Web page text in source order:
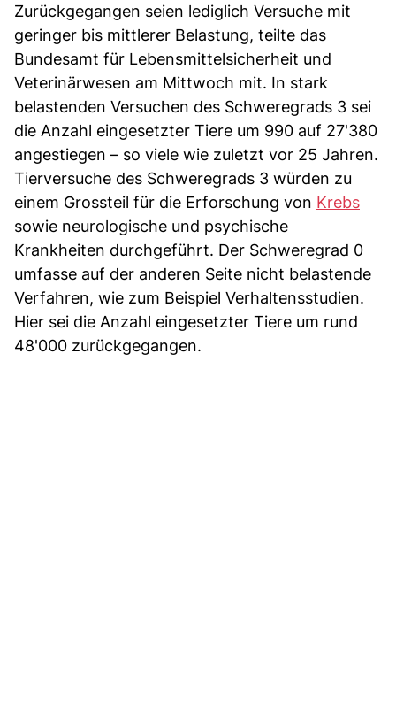
Zurückgegangen seien lediglich Versuche mit
geringer bis mittlerer Belastung, teilte das
Bundesamt für Lebensmittelsicherheit und
Veterinärwesen am Mittwoch mit. In stark
belastenden Versuchen des Schweregrads 3 sei
die Anzahl eingesetzter Tiere um 990 auf 27'380
angestiegen – so viele wie zuletzt vor 25 Jahren.
Tierversuche des Schweregrads 3 würden zu
einem Grossteil für die Erforschung von Krebs
sowie neurologische und psychische
Krankheiten durchgeführt. Der Schweregrad 0
umfasse auf der anderen Seite nicht belastende
Verfahren, wie zum Beispiel Verhaltensstudien.
Hier sei die Anzahl eingesetzter Tiere um rund
48'000 zurückgegangen.